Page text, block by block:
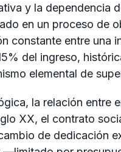
y la dependencia
en un proceso de
constante entre una
del ingreso,
elemental de
la relación entre
XX, el contrato
de dedicación